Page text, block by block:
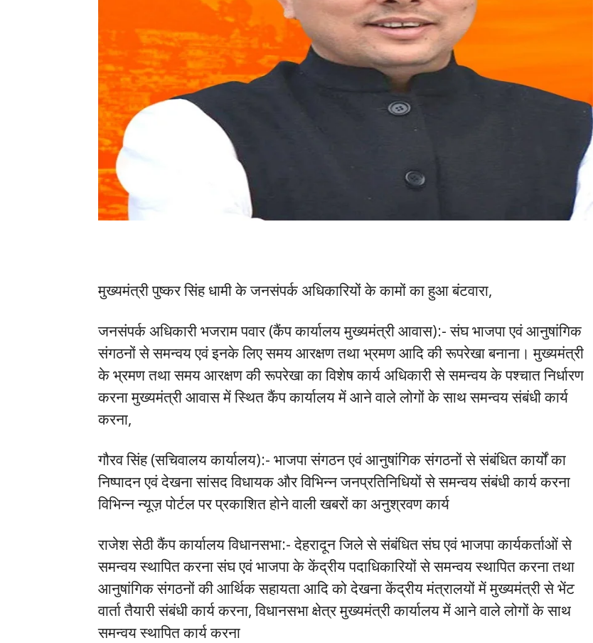
मुख्यमंत्री पुष्कर सिंह धामी के जनसंपर्क अधिकारियों के कामों का हुआ बंटवारा,
जनसंपर्क अधिकारी भजराम पवार (कैंप कार्यालय मुख्यमंत्री आवास):- संघ भाजपा एवं आनुषांगिक
संगठनों से समन्वय एवं इनके लिए समय आरक्षण तथा भ्रमण आदि की रूपरेखा बनाना। मुख्यमंत्री
के भ्रमण तथा समय आरक्षण की रूपरेखा का विशेष कार्य अधिकारी से समन्वय के पश्चात निर्धारण
करना मुख्यमंत्री आवास में स्थित कैंप कार्यालय में आने वाले लोगों के साथ समन्वय संबंधी कार्य
करना,
गौरव सिंह (सचिवालय कार्यालय):- भाजपा संगठन एवं आनुषांगिक संगठनों से संबंधित कार्यों का
निष्पादन एवं देखना सांसद विधायक और विभिन्न जनप्रतिनिधियों से समन्वय संबंधी कार्य करना
विभिन्न न्यूज़ पोर्टल पर प्रकाशित होने वाली खबरों का अनुश्रवण कार्य
राजेश सेठी कैंप कार्यालय विधानसभा:- देहरादून जिले से संबंधित संघ एवं भाजपा कार्यकर्ताओं से
समन्वय स्थापित करना संघ एवं भाजपा के केंद्रीय पदाधिकारियों से समन्वय स्थापित करना तथा
आनुषांगिक संगठनों की आर्थिक सहायता आदि को देखना केंद्रीय मंत्रालयों में मुख्यमंत्री से भेंट
वार्ता तैयारी संबंधी कार्य करना, विधानसभा क्षेत्र मुख्यमंत्री कार्यालय में आने वाले लोगों के साथ
समन्वय स्थापित कार्य करना